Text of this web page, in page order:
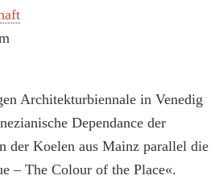
Architekturbiennale in Venedig
Dependance der
der Koelen aus Mainz parallel die
– The Colour of the Place«.